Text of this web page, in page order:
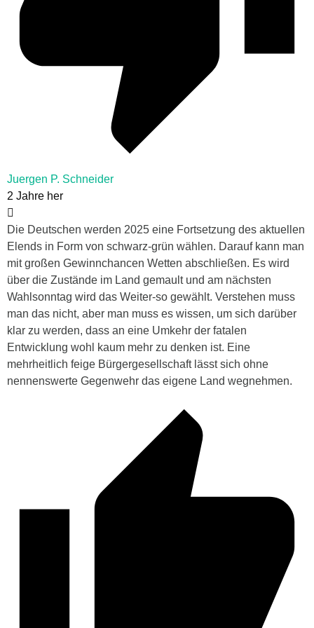
Juergen P. Schneider
2 Jahre her
Die Deutschen werden 2025 eine Fortsetzung des aktuellen
Elends in Form von schwarz-grün wählen. Darauf kann man
mit großen Gewinnchancen Wetten abschließen. Es wird
über die Zustände im Land gemault und am nächsten
Wahlsonntag wird das Weiter-so gewählt. Verstehen muss
man das nicht, aber man muss es wissen, um sich darüber
klar zu werden, dass an eine Umkehr der fatalen
Entwicklung wohl kaum mehr zu denken ist. Eine
mehrheitlich feige Bürgergesellschaft lässt sich ohne
nennenswerte Gegenwehr das eigene Land wegnehmen.